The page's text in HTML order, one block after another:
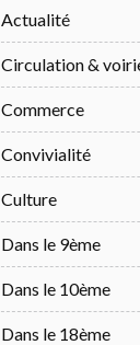
Actualité
Circulation &
Commerce
Convivialité
Culture
Dans le 9ème
Dans le 10ème
Dans le 18ème